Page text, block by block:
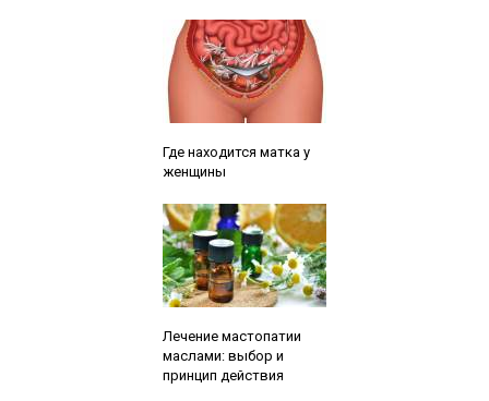
Где находится матка у
женщины
Лечение мастопатии
маслами: выбор и
принцип действия